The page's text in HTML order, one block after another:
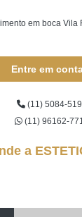
em boca Vila
Entre em
(11) 5084-
(11) 96162-
a